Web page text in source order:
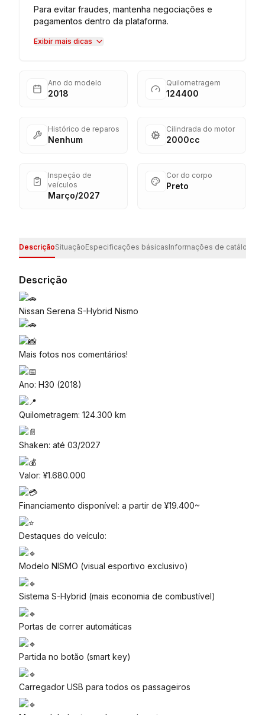
Para evitar fraudes, mantenha negociações e
pagamentos dentro da plataforma.
Exibir mais dicas
Ano do modelo
2018
Quilometragem
124400
Histórico de reparos
Nenhum
Cilindrada do motor
2000cc
Inspeção de
veículos
Março/2027
Cor do corpo
Preto
DescriçãoSituaçãoEspecificações básicasInformações de catálogo
Descrição
Nissan Serena S-Hybrid Nismo
Mais fotos nos comentários!
Ano: H30 (2018)
Quilometragem: 124.300 km
Shaken: até 03/2027
Valor: ¥1.680.000
Financiamento disponível: a partir de ¥19.400~
Destaques do veículo:
Modelo NISMO (visual esportivo exclusivo)
Sistema S-Hybrid (mais economia de combustível)
Portas de correr automáticas
Partida no botão (smart key)
Carregador USB para todos os passageiros